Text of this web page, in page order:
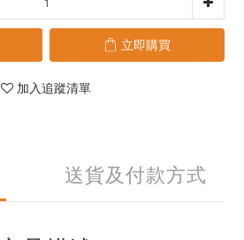
立即購買
加入追蹤清單
送貨及付款方式